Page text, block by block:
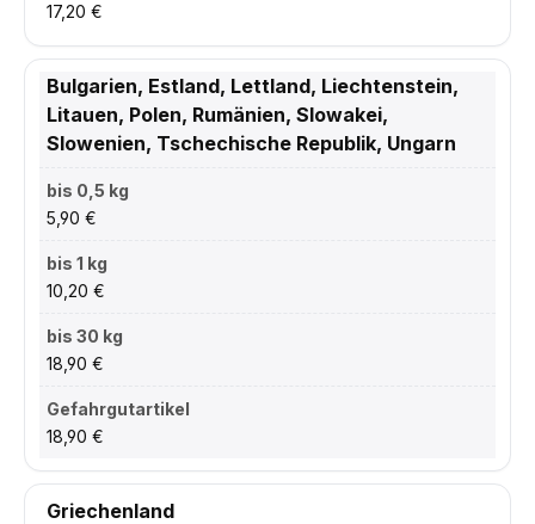
17,20 €
Bulgarien, Estland, Lettland, Liechtenstein,
Litauen, Polen, Rumänien, Slowakei,
Slowenien, Tschechische Republik, Ungarn
5,90 €
10,20 €
18,90 €
18,90 €
Griechenland